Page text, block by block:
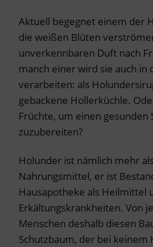
Aktuell begegnet einem der
die weißen Blüten
unverkennbaren Duft nach
manch einer wird sie auch in
verarbeiten: als
gebackene Hollerküchle.
Früchte, um einen
zuzubereiten?
Holunder ist nämlich mehr
Nahrungsmittel, er ist
Hausapotheke als Heilmittel
Erkältungskrankheiten. Von
Menschen deshalb diesen
Schutzbaum, der bei keinem